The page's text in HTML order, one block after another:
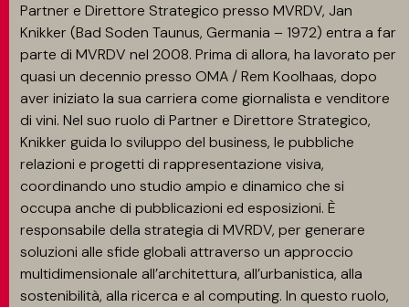
Partner e Direttore Strategico presso MVRDV, Jan
Knikker (Bad Soden Taunus, Germania – 1972) entra a far
parte di MVRDV nel 2008. Prima di allora, ha lavorato per
quasi un decennio presso OMA / Rem Koolhaas, dopo
aver iniziato la sua carriera come giornalista e venditore
di vini. Nel suo ruolo di Partner e Direttore Strategico,
Knikker guida lo sviluppo del business, le pubbliche
relazioni e progetti di rappresentazione visiva,
coordinando uno studio ampio e dinamico che si
occupa anche di pubblicazioni ed esposizioni. È
responsabile della strategia di MVRDV, per generare
soluzioni alle sfide globali attraverso un approccio
multidimensionale all’architettura, all’urbanistica, alla
sostenibilità, alla ricerca e al computing. In questo ruolo,